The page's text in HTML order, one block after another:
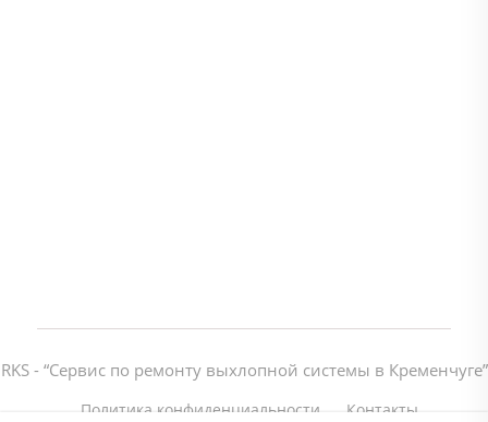
RKS - “Cервис по ремонту выхлопной системы в Кременчуге”
Политика конфиденциальности Контакты